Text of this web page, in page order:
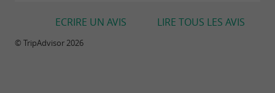
LIRE TOUS LES AVIS
ECRIRE UN AVIS
© TripAdvisor 2026